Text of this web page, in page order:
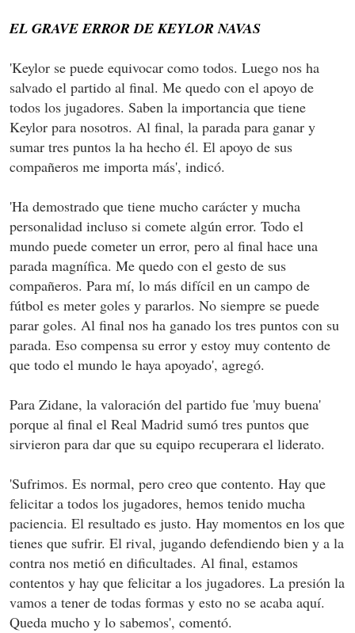
EL GRAVE ERROR DE KEYLOR NAVAS
'Keylor se puede equivocar como todos. Luego nos ha
salvado el partido al final. Me quedo con el apoyo de
todos los jugadores. Saben la importancia que tiene
Keylor para nosotros. Al final, la parada para ganar y
sumar tres puntos la ha hecho él. El apoyo de sus
compañeros me importa más', indicó.
'Ha demostrado que tiene mucho carácter y mucha
personalidad incluso si comete algún error. Todo el
mundo puede cometer un error, pero al final hace una
parada magnífica. Me quedo con el gesto de sus
compañeros. Para mí, lo más difícil en un campo de
fútbol es meter goles y pararlos. No siempre se puede
parar goles. Al final nos ha ganado los tres puntos con su
parada. Eso compensa su error y estoy muy contento de
que todo el mundo le haya apoyado', agregó.
Para Zidane, la valoración del partido fue 'muy buena'
porque al final el Real Madrid sumó tres puntos que
sirvieron para dar que su equipo recuperara el liderato.
'Sufrimos. Es normal, pero creo que contento. Hay que
felicitar a todos los jugadores, hemos tenido mucha
paciencia. El resultado es justo. Hay momentos en los que
tienes que sufrir. El rival, jugando defendiendo bien y a la
contra nos metió en dificultades. Al final, estamos
contentos y hay que felicitar a los jugadores. La presión la
vamos a tener de todas formas y esto no se acaba aquí.
Queda mucho y lo sabemos', comentó.